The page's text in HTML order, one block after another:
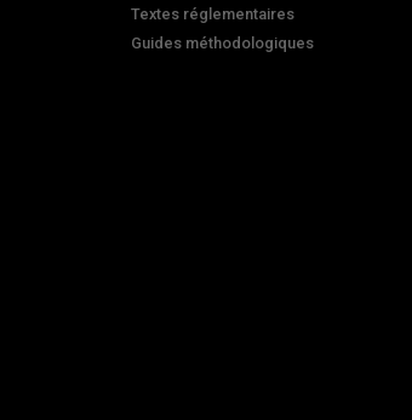
Textes réglementaires
Guides méthodologiques